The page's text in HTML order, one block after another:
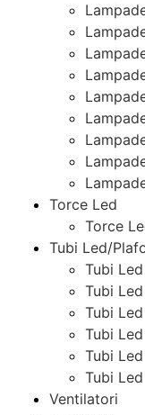
Torce Led
Torce
Tubi Led/
Tubi
Tubi
Tubi
Tubi
Tubi
Tubi
Ventilatori